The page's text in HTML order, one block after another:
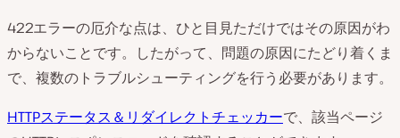
422エラーの厄介な点は、ひと目見ただけではその原因がわ
からないことです。したがって、問題の原因にたどり着くま
で、複数のトラブルシューティングを行う必要があります。
HTTPステータス＆リダイレクトチェッカーで、該当ページ